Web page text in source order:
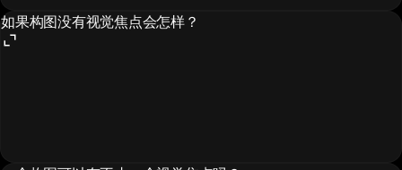
如果构图没有视觉焦点会怎样？